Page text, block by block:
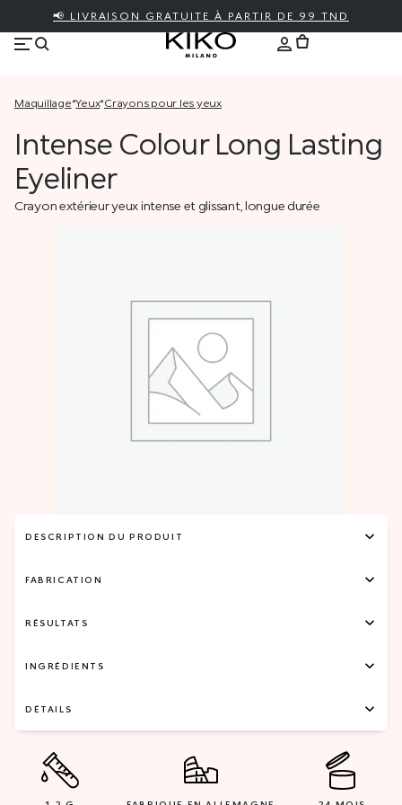
📢 LIVRAISON GRATUITE À PARTIR DE 99 TND
maquillage* yeux* crayons pour les yeux
Intense Colour Long Lasting
Eyeliner
Crayon extérieur yeux intense et glissant, longue durée
DESCRIPTION DU PRODUIT
FABRICATION
RÉSULTATS
INGRÉDIENTS
DÉTAILS